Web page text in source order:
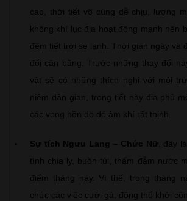
cao, thời tiết vô cùng dễ chịu, lượng
không khí lục địa hoạt động mạnh nên
đêm tiết trời se lạnh. Thời gian ngày và
đối cân bằng. Trước những thay đổi
vật sẽ có những thích nghi với môi
niệm dân gian, trong tiết này địa phủ
các vong hồn do đó âm khí rất thịnh.
Sự tích Ngưu Lang – Chức Nữ, đây
tình chia ly, buồn tủi, thấm đẫm nước
điểm tháng này. Vì thế, trong tháng
chức các việc cưới gả, động thổ khởi